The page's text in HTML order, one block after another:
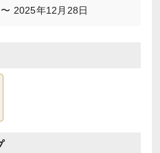
2025年12月28日